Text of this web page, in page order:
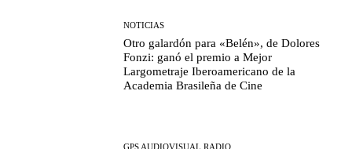
NOTICIAS
Otro galardón para «Belén», de Dolores
Fonzi: ganó el premio a Mejor
Largometraje Iberoamericano de la
Academia Brasileña de Cine
GPS AUDIOVISUAL RADIO